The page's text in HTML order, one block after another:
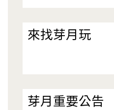
來找芽月玩
芽月重要公告